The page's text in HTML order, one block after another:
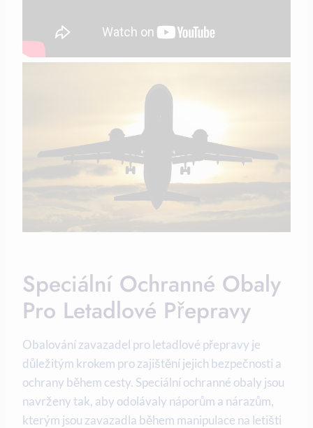
Speciální Ochranné Obaly
Pro Letadlové Přepravy
Obalování zavazadel pro letadlové přepravy je
důležitým krokem pro zajištění jejich bezpečnosti a
ochrany během cesty. Speciální ochranné obaly jsou
navrženy tak, aby odolávaly náporům a nárazům,
kterým jsou zavazadla během manipulace na letišti